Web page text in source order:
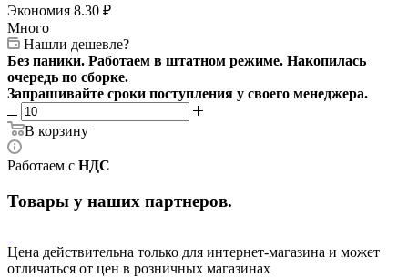
Экономия 8.30 ₽
Много
Нашли дешевле?
Без паники. Работаем в штатном режиме. Накопилась
очередь по сборке.
Запрашивайте сроки поступления у своего менеджера.
В корзину
Работаем с НДС
Товары у наших партнеров.
Цена действительна только для интернет-магазина и может
отличаться от цен в розничных магазинах